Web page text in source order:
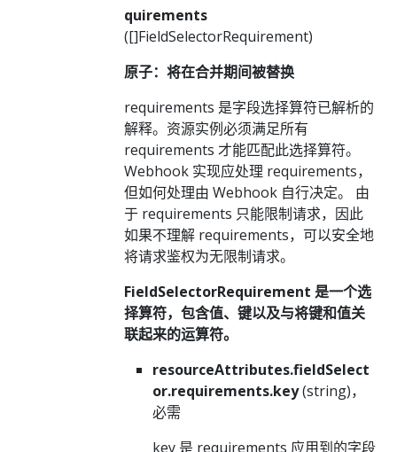
quirements
([]FieldSelectorRequirement)
原子：将在合并期间被替换
requirements 是字段选择算符已解析的
解释。资源实例必须满足所有
requirements 才能匹配此选择算符。
Webhook 实现应处理 requirements，
但如何处理由 Webhook 自行决定。 由
于 requirements 只能限制请求，因此
如果不理解 requirements，可以安全地
将请求鉴权为无限制请求。
FieldSelectorRequirement 是一个选
择算符，包含值、键以及与将键和值关
联起来的运算符。
resourceAttributes.fieldSelect
or.requirements.key(string)，
必需
key 是 requirements 应用到的字段